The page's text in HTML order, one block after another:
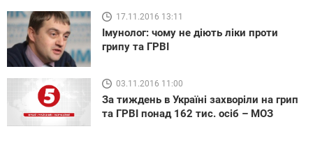
17.11.2016 13:11
Імунолог: чому не діють ліки проти
грипу та ГРВІ
03.11.2016 11:00
За тиждень в Україні захворіли на грип
та ГРВІ понад 162 тис. осіб – МОЗ